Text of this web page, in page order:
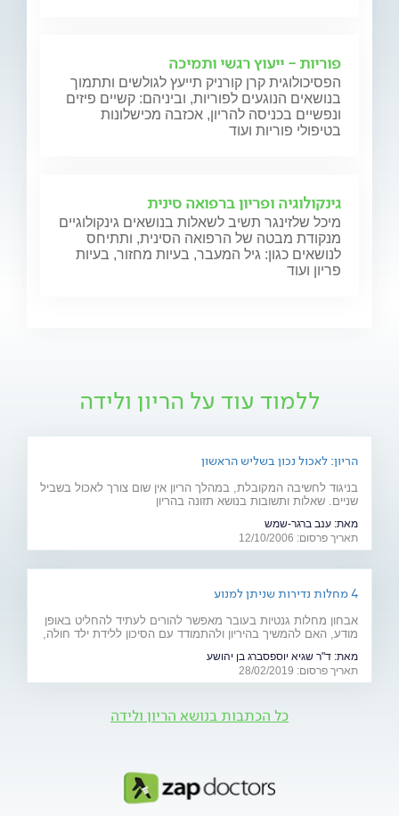
פוריות - ייעוץ רגשי ותמיכה
הפסיכולוגית קרן קורניק תייעץ לגולשים ותתמוך
בנושאים הנוגעים לפוריות, וביניהם: קשיים פיזים
ונפשיים בכניסה להריון, אכזבה מכישלונות
בטיפולי פוריות ועוד
גינקולוגיה ופריון ברפואה סינית
מיכל שלזינגר תשיב לשאלות בנושאים גינקולוגיים
מנקודת מבטה של הרפואה הסינית, ותתיחס
לנושאים כגון: גיל המעבר, בעיות מחזור, בעיות
פריון ועוד
ללמוד עוד על הריון ולידה
הריון: לאכול נכון בשליש הראשון
בניגוד לחשיבה המקובלת, במהלך הריון אין שום צורך לאכול בשביל
שניים. שאלות ותשובות בנושא תזונה בהריון
מאת: ענב ברגר-שמש
תאריך פרסום: 12/10/2006
4 מחלות נדירות שניתן למנוע
אבחון מחלות גנטיות בעובר מאפשר להורים לעתיד להחליט באופן
מודע, האם להמשיך בהיריון ולהתמודד עם הסיכון ללידת ילד חולה,
(28.2)מאת: ד"ר שגיא יוספסברג בן יהושע
תאריך פרסום: 28/02/2019
כל הכתבות בנושא הריון ולידה